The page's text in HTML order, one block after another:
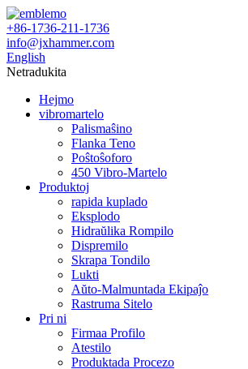
+86-1736-211-1736
info@jxhammer.com
English
Netradukita
Hejmo
vibromartelo
Palismaŝino
Flanka Teno
Poŝtoŝoforo
450 Vibro-Martelo
Produktoj
rapida kuplado
Eksplodo
Hidraŭlika Rompilo
Dispremilo
Skrapa Tondilo
Lukti
Aŭto-Malmuntada Ekipaĵo
Rastruma Sitelo
Pri ni
Firmaa Profilo
Atestilo
Produktada Procezo